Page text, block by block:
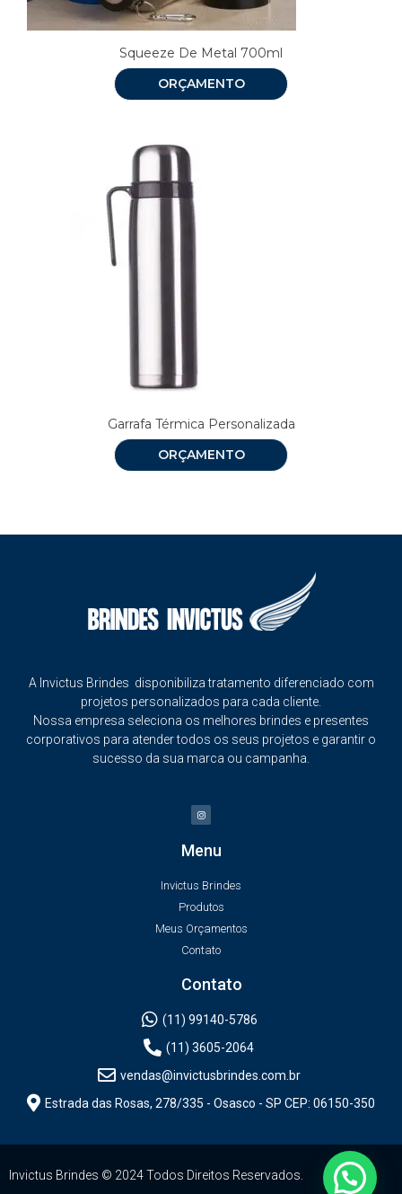
Squeeze De Metal 700ml
ORÇAMENTO
Garrafa Térmica Personalizada
ORÇAMENTO
A Invictus Brindes disponibiliza tratamento diferenciado com
projetos personalizados para cada cliente.
Nossa empresa seleciona os melhores brindes e presentes
corporativos para atender todos os seus projetos e garantir o
sucesso da sua marca ou campanha.
Menu
Invictus Brindes
Produtos
Meus Orçamentos
Contato
Contato
(11) 99140-5786
(11) 3605-2064
vendas@invictusbrindes.com.br
Estrada das Rosas, 278/335 - Osasco - SP CEP: 06150-350
Invictus Brindes © 2024 Todos Direitos Reservados.